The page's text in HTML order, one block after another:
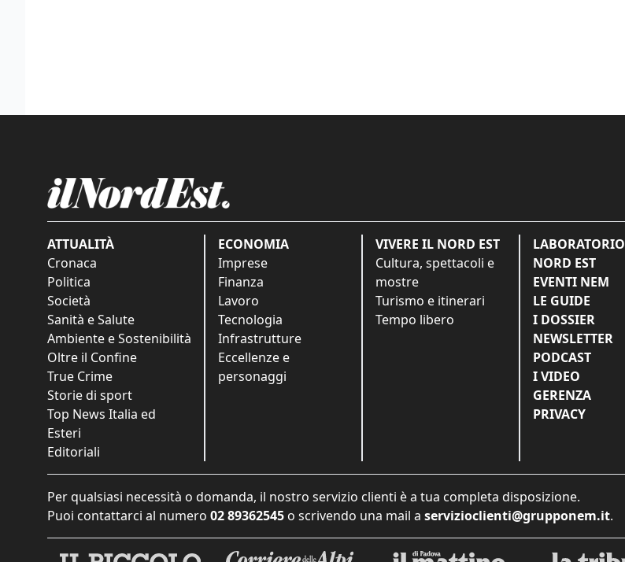
ATTUALITÀ
Cronaca
Politica
Società
Sanità e Salute
Ambiente e Sostenibilità
Oltre il Confine
True Crime
Storie di sport
Top News Italia ed
Esteri
Editoriali
ECONOMIA
Imprese
Finanza
Lavoro
Tecnologia
Infrastrutture
Eccellenze e
personaggi
VIVERE IL NORD EST
Cultura, spettacoli e
mostre
Turismo e itinerari
Tempo libero
LABORATORIO
NORD EST
EVENTI NEM
LE GUIDE
I DOSSIER
NEWSLETTER
PODCAST
I VIDEO
GERENZA
PRIVACY
Per qualsiasi necessità o domanda, il nostro servizio clienti è a tua completa disposizione.
Puoi contattarci al numero 02 89362545 o scrivendo una mail a servizioclienti@grupponem.it.